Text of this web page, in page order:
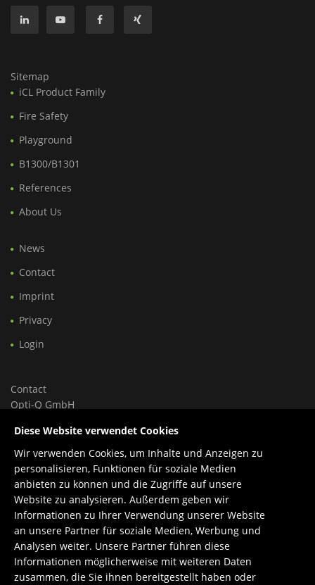
Sitemap
iCL Product Family
Fire Safety
Playground
B1300/B1301
References
About Us
News
Contact
Imprint
Privacy
Login
Contact
Opti-Q GmbH
1030 Wien, Österreich
Tel.: +43 699 150 84 588
Support: +43 660 1960 270
E-Mail:office@opti-q.com
Support:support@opti-q.com
Diese Website verwendet Cookies
Wir verwenden Cookies, um Inhalte und Anzeigen zu
personalisieren, Funktionen für soziale Medien
anbieten zu können und die Zugriffe auf unsere
Website zu analysieren. Außerdem geben wir
Informationen zu Ihrer Verwendung unserer Website
an unsere Partner für soziale Medien, Werbung und
Analysen weiter. Unsere Partner führen diese
Informationen möglicherweise mit weiteren Daten
zusammen, die Sie ihnen bereitgestellt haben oder